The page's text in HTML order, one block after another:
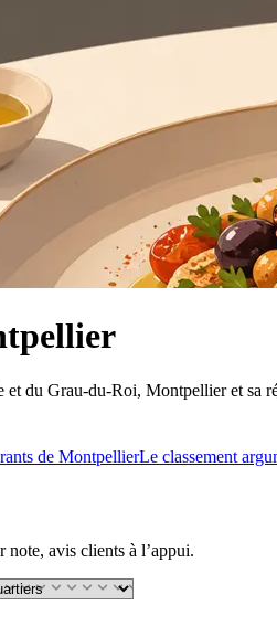
et du Grau-du-Roi, Montpellier et sa
de MontpellierLe classement
avis clients à l’appui.